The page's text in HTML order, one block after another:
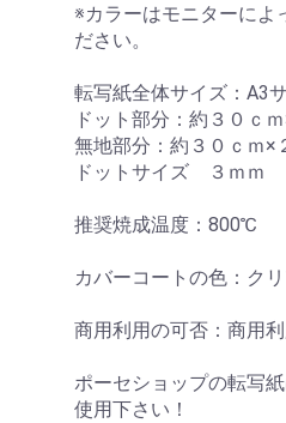
※カラーはモニターによ
ださい。
転写紙全体サイズ：A3
ドット部分：約３０ｃｍ
無地部分：約３０ｃｍ×
ドットサイズ ３ｍｍ
推奨焼成温度：800℃
カバーコートの色：ク
商用利用の可否：商用
ポーセショップの転写
使用下さい！